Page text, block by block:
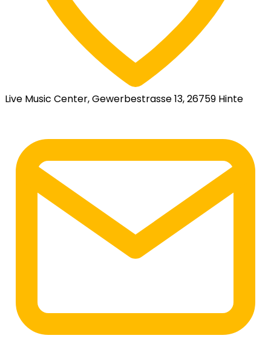
Live Music Center, Gewerbestrasse 13, 26759 Hinte